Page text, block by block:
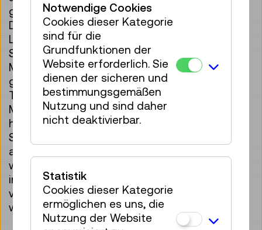
ganz aus Pflanzen. Oder Wachs? Eierschalen?
Du erfindest mit uns aus selbst gebauten
Lautsprechern und Sensoren interaktive
Schaltkreise, die weder Umwelt noch
Menschen schädigen können. Mit selbst
gemachten elektronischen Bauteilen, z. B. aus
Ton, Magneten, Eisenstaub und recycelten
Materialien, die wir in der Gegend gefunden
haben, bringst du Dinge zum Schwingen oder
Surren. Wird diese ethische Hardware denn
auch funktionieren? Deine Vorschläge werden
wir ernst nehmen und mit dir und
internationalen Expert:innen diskutieren,
vielleicht einige Ideen tatsächlich
weiterentwickeln.
Notwendige Cookies
Cookies dieser Kategorie
sind für die
Grundfunktionen der
Website erforderlich. Sie
dienen der sicheren und
bestimmungsgemäßen
Nutzung und sind daher
nicht deaktivierbar.
Statistik
Cookies dieser Kategorie
ermöglichen es uns, die
Nutzung der Website